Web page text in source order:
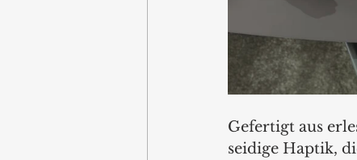
Gefertigt aus
seidige Haptik,